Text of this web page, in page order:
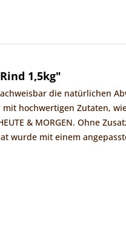
1,5kg"
die natürlichen
hochwertigen Zutaten,
& MORGEN. Ohne
wurde mit einem